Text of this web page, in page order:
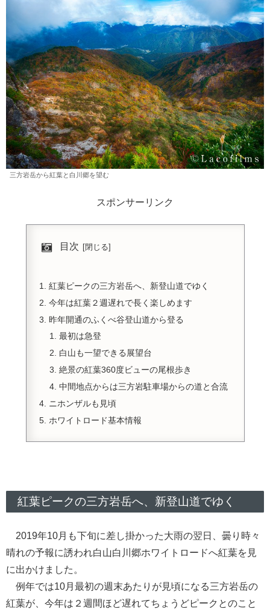
三方岩岳から紅葉と白川郷を望む
スポンサーリンク
目次
紅葉ピークの三方岩岳へ、新登山道でゆく
今年は紅葉２週遅れで長く楽しめます
昨年開通のふくべ谷登山道から登る
最初は急登
白山も一望できる展望台
絶景の紅葉360度ビューの尾根歩き
中間地点からは三方岩駐車場からの道と合流
ニホンザルも見頃
ホワイトロード基本情報
紅葉ピークの三方岩岳へ、新登山道でゆく
2019年10月も下旬に差し掛かった大雨の翌日、曇り時々
晴れの予報に誘われ白山白川郷ホワイトロードへ紅葉を見
に出かけました。
例年では10月最初の週末あたりが見頃になる三方岩岳の
紅葉が、今年は２週間ほど遅れてちょうどピークとのこと